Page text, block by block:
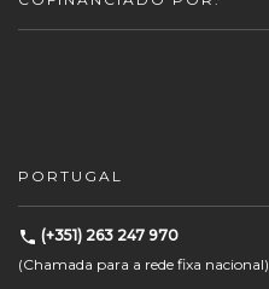
PORTUGAL
(+351) 263 247 970
(Chamada para a rede fixa nacional)